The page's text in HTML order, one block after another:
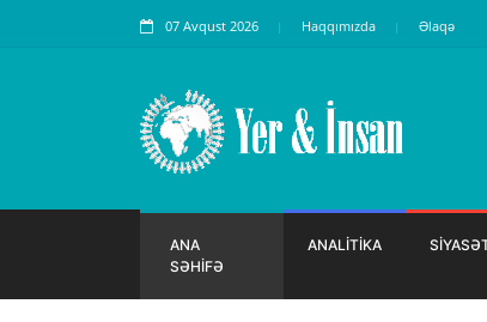
07 Avqust 2026 Haqqımızda Əlaqə
ANA
SƏHİFƏ
ANALİTİKA